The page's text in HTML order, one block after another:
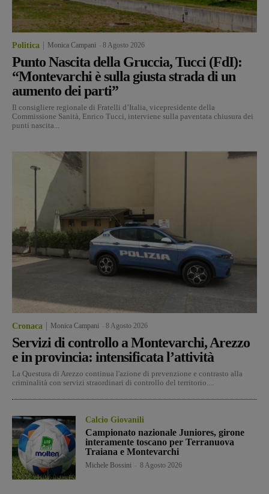
Politica Monica Campani 8 Agosto 2026
Punto Nascita della Gruccia, Tucci (FdI):
“Montevarchi è sulla giusta strada di un
aumento dei parti”
Il consigliere regionale di Fratelli d’Italia, vicepresidente della
Commissione Sanità, Enrico Tucci, interviene sulla paventata chiusura dei
punti nascita...
Cronaca Monica Campani 8 Agosto 2026
Servizi di controllo a Montevarchi, Arezzo
e in provincia: intensificata l’attività
La Questura di Arezzo continua l'azione di prevenzione e contrasto alla
criminalità con servizi straordinari di controllo del territorio....
Calcio Giovanili
Campionato nazionale Juniores, girone
interamente toscano per Terranuova
Traiana e Montevarchi
Michele Bossini 8 Agosto 2026